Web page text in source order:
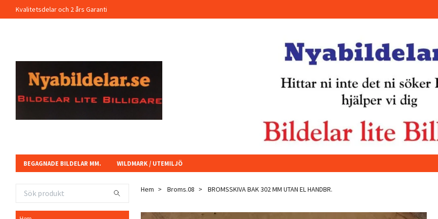
Kvalitetsdelar och 2 års Garanti
BEGAGNADE BILDELAR MM. WILDMARK / UTEMILJÖ
Hem Broms.08 BROMSSKIVA BAK 302 MM UTAN EL HANDBR.